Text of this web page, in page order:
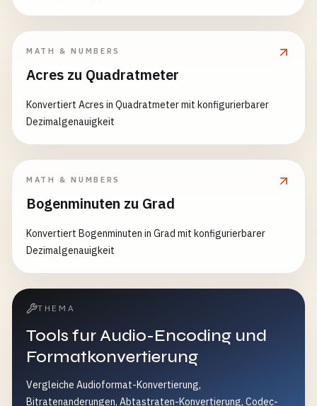
MATH & NUMBERS
Acres zu Quadratmeter
Konvertiert Acres in Quadratmeter mit konfigurierbarer
Dezimalgenauigkeit
MATH & NUMBERS
Bogenminuten zu Grad
Konvertiert Bogenminuten in Grad mit konfigurierbarer
Dezimalgenauigkeit
THEMA
Tools fur Audio-Encoding und
Formatkonvertierung
Vergleiche Audioformat-Konvertierung,
Bitratenanderungen, Abtastraten-Konvertierung, Codec-